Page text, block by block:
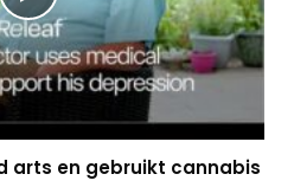
arts en gebruikt cannabis